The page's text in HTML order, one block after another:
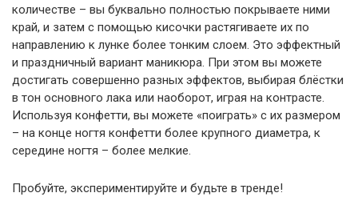
количестве – вы буквально полностью покрываете ними
край, и затем с помощью кисочки растягиваете их по
направлению к лунке более тонким слоем. Это эффектный
и праздничный вариант маникюра. При этом вы можете
достигать совершенно разных эффектов, выбирая блёстки
в тон основного лака или наоборот, играя на контрасте.
Используя конфетти, вы можете «поиграть» с их размером
– на конце ногтя конфетти более крупного диаметра, к
середине ногтя – более мелкие.
Пробуйте, экспериментируйте и будьте в тренде!